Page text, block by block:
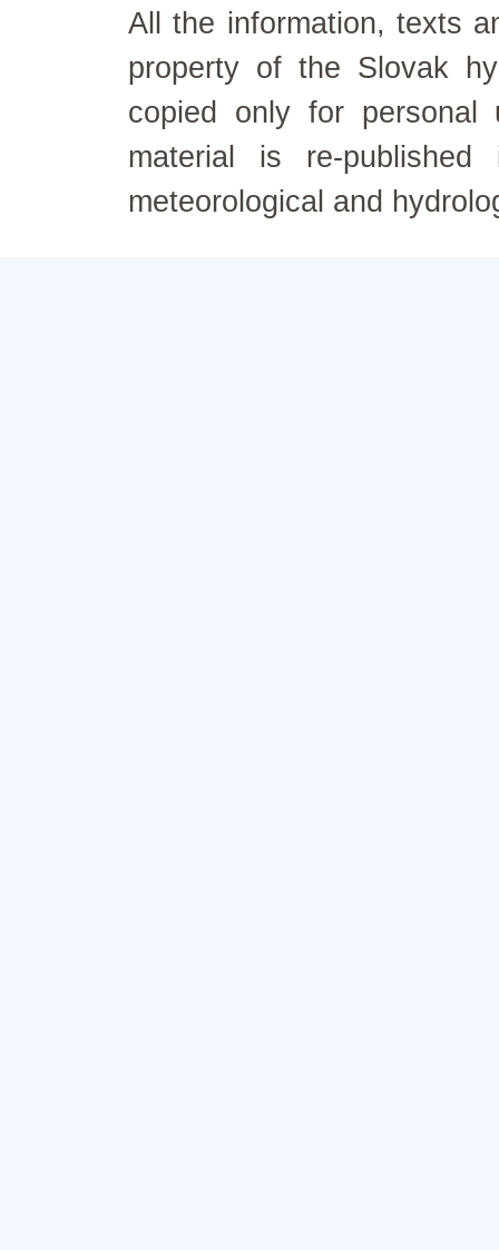
All the information, texts
property of the Slovak
copied only for personal
material is re-
meteorological and